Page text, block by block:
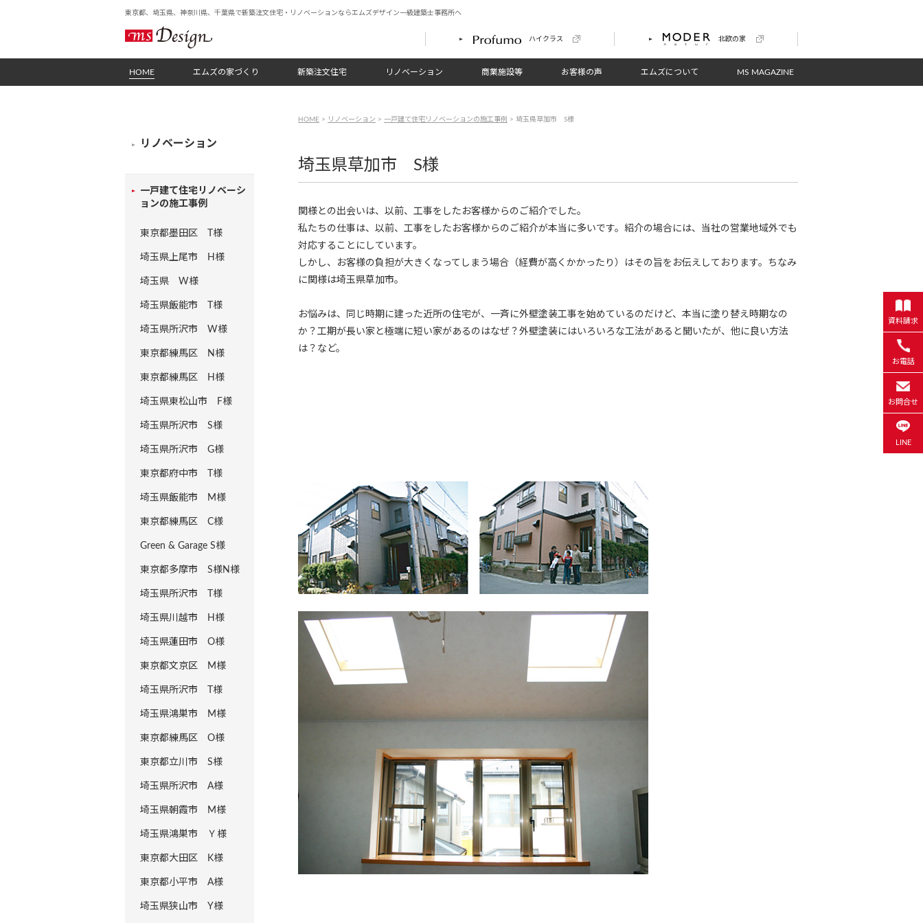
東京都、埼玉県、神奈川県、千葉県で新築注文住宅・リノベーションならエムズデザイン一級建築士事務所へ
ハイクラス 北欧の家
HOME エムズの家づくり 新築注文住宅 リノベーション 商業施設等 お客様の声 エムズについて MS MAGAZINE
資料請求
お電話
お問合せ
LINE
リノベーション
一戸建て住宅リノベーシ
ョンの施工事例
東京都墨田区 T様
埼玉県上尾市 H様
埼玉県 W様
埼玉県飯能市 T様
埼玉県所沢市 W様
東京都練馬区 N様
東京都練馬区 H様
埼玉県東松山市 F様
埼玉県所沢市 S様
埼玉県所沢市 G様
東京都府中市 T様
埼玉県飯能市 M様
東京都練馬区 C様
Green & Garage S様
東京都多摩市 S様N様
埼玉県所沢市 T様
埼玉県川越市 H様
埼玉県蓮田市 O様
東京都文京区 M様
埼玉県所沢市 T様
埼玉県鴻巣市 M様
東京都練馬区 O様
東京都立川市 S様
埼玉県所沢市 A様
埼玉県朝霞市 M様
埼玉県鴻巣市 Ｙ様
東京都大田区 K様
東京都小平市 A様
埼玉県狭山市 Y様
HOME > リノベーション > 一戸建て住宅リノベーションの施工事例 > 埼玉県草加市 S様
埼玉県草加市 S様
関様との出会いは、以前、工事をしたお客様からのご紹介でした。
私たちの仕事は、以前、工事をしたお客様からのご紹介が本当に多いです。紹介の場合には、当社の営業地域外でも
対応することにしています。
しかし、お客様の負担が大きくなってしまう場合（経費が高くかかったり）はその旨をお伝えしております。ちなみ
に関様は埼玉県草加市。
お悩みは、同じ時期に建った近所の住宅が、一斉に外壁塗装工事を始めているのだけど、本当に塗り替え時期なの
か？工期が長い家と極端に短い家があるのはなぜ？外壁塗装にはいろいろな工法があると聞いたが、他に良い方法
は？など。